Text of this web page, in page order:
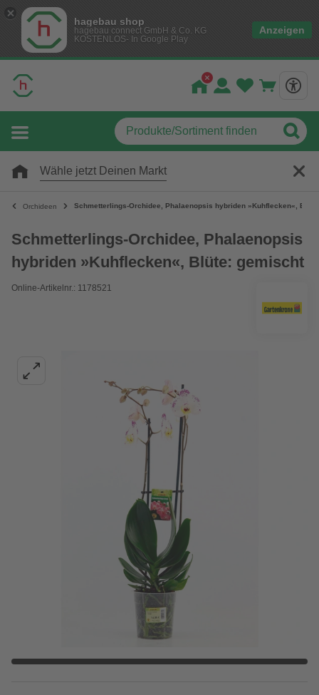
hagebau shop
hagebau connect GmbH & Co. KG
KOSTENLOS- In Google Play
Anzeigen
Wähle jetzt Deinen Markt
Orchideen Schmetterlings-Orchidee, Phalaenopsis hybriden »Kuhflecken«,
Schmetterlings-Orchidee, Phalaenopsis
hybriden »Kuhflecken«, Blüte: gemischt
Online-Artikelnr.: 1178521